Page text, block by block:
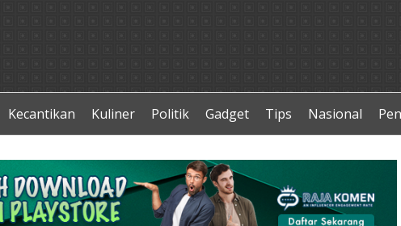
Kecantikan Kuliner Politik Gadget Tips Nasional